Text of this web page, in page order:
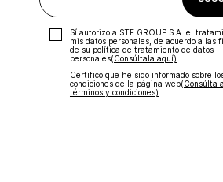
Sí autorizo a STF GROUP S.A. el
mis datos personales, de acuerdo a las
de su política de tratamiento de datos
personales‎(Consúltala aquí)
Certifico que he sido informado sobre
condiciones de la página web‎(Consúlta
términos y condiciones)